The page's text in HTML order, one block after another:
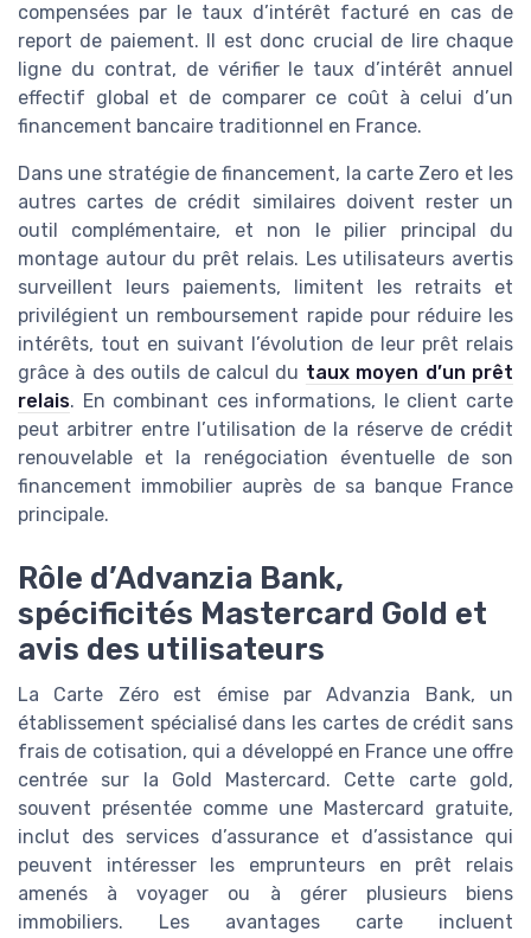
compensées par le taux d’intérêt facturé en cas de
report de paiement. Il est donc crucial de lire chaque
ligne du contrat, de vérifier le taux d’intérêt annuel
effectif global et de comparer ce coût à celui d’un
financement bancaire traditionnel en France.
Dans une stratégie de financement, la carte Zero et les
autres cartes de crédit similaires doivent rester un
outil complémentaire, et non le pilier principal du
montage autour du prêt relais. Les utilisateurs avertis
surveillent leurs paiements, limitent les retraits et
privilégient un remboursement rapide pour réduire les
intérêts, tout en suivant l’évolution de leur prêt relais
grâce à des outils de calcul du taux moyen d’un prêt
relais. En combinant ces informations, le client carte
peut arbitrer entre l’utilisation de la réserve de crédit
renouvelable et la renégociation éventuelle de son
financement immobilier auprès de sa banque France
principale.
Rôle d’Advanzia Bank,
spécificités Mastercard Gold et
avis des utilisateurs
La Carte Zéro est émise par Advanzia Bank, un
établissement spécialisé dans les cartes de crédit sans
frais de cotisation, qui a développé en France une offre
centrée sur la Gold Mastercard. Cette carte gold,
souvent présentée comme une Mastercard gratuite,
inclut des services d’assurance et d’assistance qui
peuvent intéresser les emprunteurs en prêt relais
amenés à voyager ou à gérer plusieurs biens
immobiliers. Les avantages carte incluent